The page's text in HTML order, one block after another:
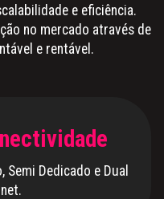
e eficiência.
no mercado através de
e rentável.
Semi Dedicado e Dual